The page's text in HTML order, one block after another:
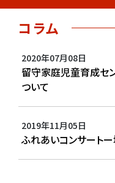
コラム
2020年07月08日
留守家庭児童育成セ
ついて
2019年11月05日
ふれあいコンサート